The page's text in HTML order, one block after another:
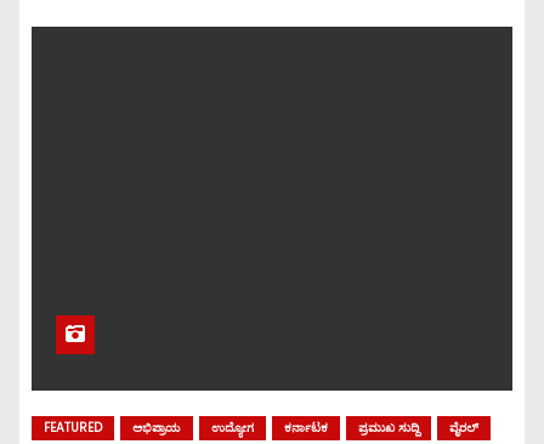
FEATURED ಅಭಿಪ್ರಾಯ ಉದ್ಯೋಗ ಕರ್ನಾಟಕ ಪ್ರಮುಖ ಸುದ್ದಿ ವೈರಲ್